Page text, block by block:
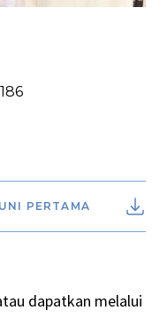
PERTAMA
dapatkan melalui